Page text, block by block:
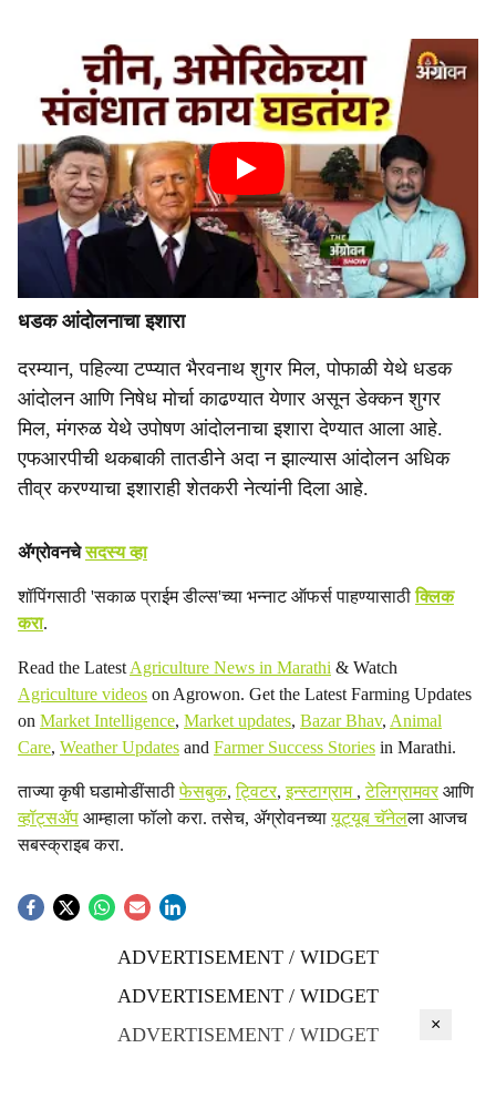
धडक आंदोलनाचा इशारा
दरम्यान, पहिल्या टप्प्यात भैरवनाथ शुगर मिल, पोफाळी येथे धडक
आंदोलन आणि निषेध मोर्चा काढण्यात येणार असून डेक्कन शुगर
मिल, मंगरुळ येथे उपोषण आंदोलनाचा इशारा देण्यात आला आहे.
एफआरपीची थकबाकी तातडीने अदा न झाल्यास आंदोलन अधिक
तीव्र करण्याचा इशाराही शेतकरी नेत्यांनी दिला आहे.
ॲग्रोवनचेसदस्य व्हा
शॉपिंगसाठी 'सकाळ प्राईम डील्स'च्या भन्नाट ऑफर्स पाहण्यासाठीक्लिक
करा.
Read the Latest Agriculture News in Marathi & Watch
Agriculture videos on Agrowon. Get the Latest Farming Updates
on Market Intelligence, Market updates, Bazar Bhav, Animal
Care, Weather Updates and Farmer Success Stories in Marathi.
ताज्या कृषी घडामोडींसाठीफेसबुक,ट्विटर,इन्स्टाग्राम ,टेलिग्रामवरआणि
व्हॉट्सॲप आम्हाला फॉलो करा. तसेच, ॲग्रोवनच्यायूट्यूब चॅनेलला आजच
सबस्क्राइब करा.
ADVERTISEMENT / WIDGET
ADVERTISEMENT / WIDGET
ADVERTISEMENT / WIDGET
×